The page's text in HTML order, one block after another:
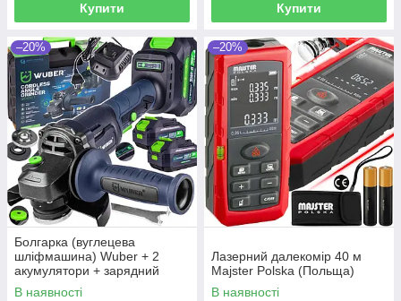
Купити Купити
–20%
Болгарка (вуглецева
шліфмашина) Wuber + 2
акумулятори + зарядний
пристрій DIAX (Польща)
В наявності
–20%
Лазерний далекомір 40 м
Majster Polska (Польща)
В наявності